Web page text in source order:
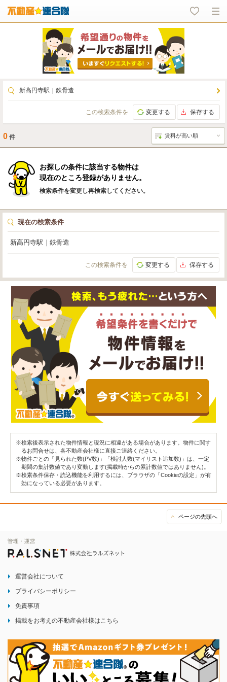
新高円寺駅 鉄骨造
この検索条件を 変更する 保存する
0 件
お探しの条件に該当する物件は
現在のところ登録がありません。
検索条件を変更し再検索してください。
現在の検索条件
新高円寺駅 鉄骨造
この検索条件を 変更する 保存する
※検索後表示された物件情報と現況に相違がある場合があります。物件に関す
るお問合せは、各不動産会社様に直接ご連絡ください。
※物件ごとの「見られた数(PV数)」「検討人数(マイリスト追加数)」は、一定
期間の集計数値であり変動します(掲載時からの累計数値ではありません)。
※検索条件保存・読込機能を利用するには、ブラウザの「Cookieの設定」が有
効になっている必要があります。
ページの先頭へ
運営会社について
プライバシーポリシー
免責事項
掲載をお考えの不動産会社様はこちら